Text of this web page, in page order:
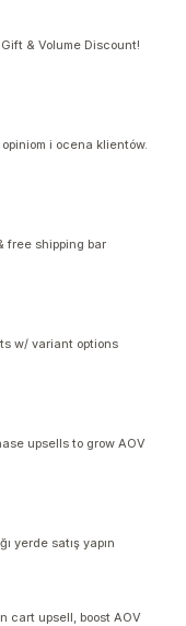
& Volume Discount!
i ocena klientów.
free shipping bar
w/ variant options
upsells to grow AOV
yerde satış yapın
cart upsell, boost AOV